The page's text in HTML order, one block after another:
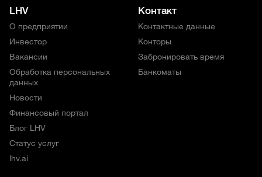
LHV
О предприятии
Инвестор
Вакансии
Обработка персональных
данных
Новости
Финансовый портал
Блог LHV
Статус услуг
lhv.ai
Контакт
Контактные данные
Конторы
Забронировать время
Банкоматы